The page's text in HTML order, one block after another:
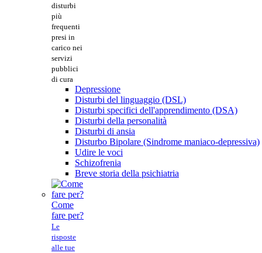
disturbi
più
frequenti
presi in
carico nei
servizi
pubblici
di cura
Depressione
Disturbi del linguaggio (DSL)
Disturbi specifici dell'apprendimento (DSA)
Disturbi della personalità
Disturbi di ansia
Disturbo Bipolare (Sindrome maniaco-depressiva)
Udire le voci
Schizofrenia
Breve storia della psichiatria
Come
fare per?
Le
risposte
alle tue